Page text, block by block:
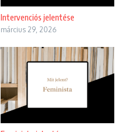
Intervenciós jelentése
március 29, 2026